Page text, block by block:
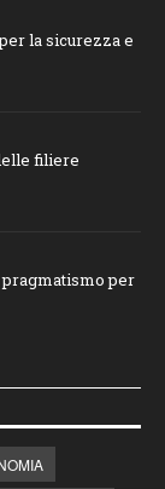
la sicurezza e
filiere
per